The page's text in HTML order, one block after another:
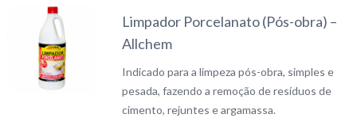
Limpador Porcelanato (Pós-obra) –
Allchem
Indicado para a limpeza pós-obra, simples e
pesada, fazendo a remoção de resíduos de
cimento, rejuntes e argamassa.